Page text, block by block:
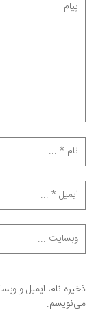
ذخیره نام، ایمیل و
می‌نویسم.